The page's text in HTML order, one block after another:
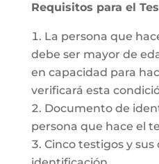
Requisitos para el
La persona que
debe ser mayor de
en capacidad para
verificará esta
Documento de
persona que hace el
Cinco testigos y